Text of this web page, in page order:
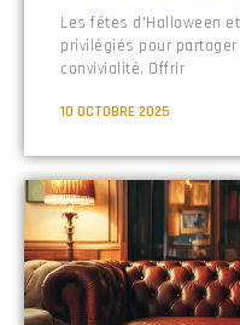
Les fêtes d'Halloween
privilégiés pour
convivialité. Offrir
10 OCTOBRE 2025